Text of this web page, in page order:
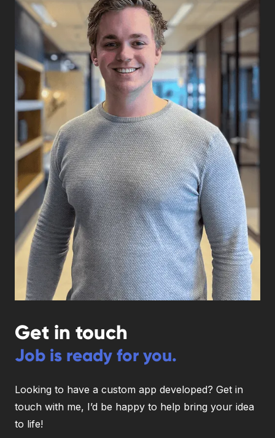
Get in touch
Job is ready for you.
Looking to have a custom app developed? Get in
touch with me, I’d be happy to help bring your idea
to life!